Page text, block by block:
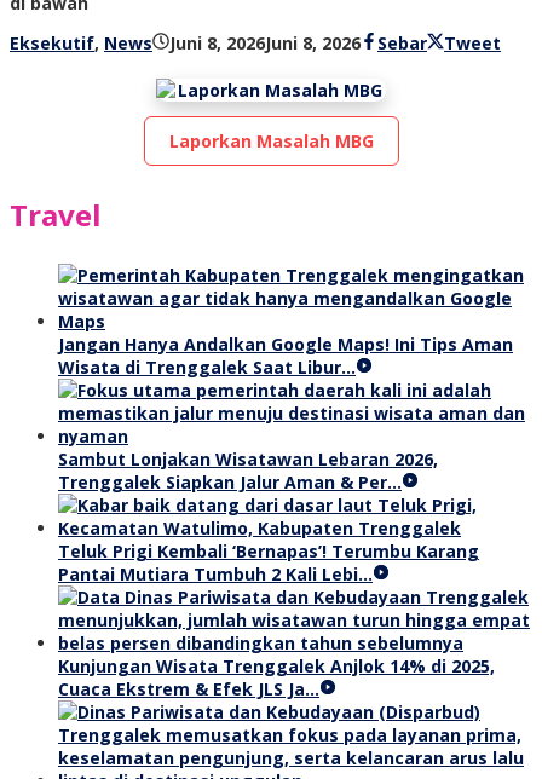
Eksekutif, News Juni 8, 2026Juni 8, 2026oleh
tv
Sebar Tweet
Laporkan Masalah MBG
Travel
Jangan Hanya Andalkan Google Maps! Ini Tips Aman
Wisata di Trenggalek Saat Libur…
Sambut Lonjakan Wisatawan Lebaran 2026,
Trenggalek Siapkan Jalur Aman & Per…
Teluk Prigi Kembali ‘Bernapas’! Terumbu Karang
Pantai Mutiara Tumbuh 2 Kali Lebi…
Kunjungan Wisata Trenggalek Anjlok 14% di 2025,
Cuaca Ekstrem & Efek JLS Ja…